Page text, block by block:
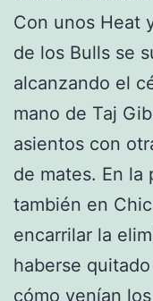
Con unos Heat
de los Bulls se
alcanzando el
mano de Taj
asientos con
de mates. En la
también en
encarrilar la
haberse
cómo venían